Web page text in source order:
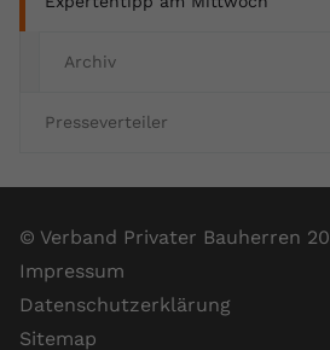
Archiv
Presseverteiler
© Verband Privater Bauherren
Impressum
Datenschutzerklärung
Sitemap
speichern, der